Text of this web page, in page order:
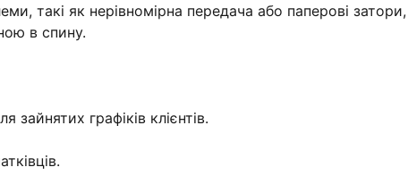
такі як нерівномірна передача або паперові
в спину.
зайнятих графіків клієнтів.